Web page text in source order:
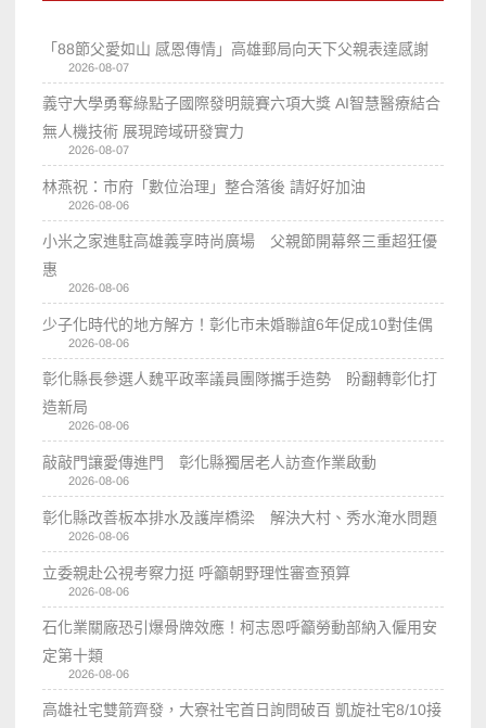
「88節父愛如山 感恩傳情」高雄郵局向天下父親表達感謝
2026-08-07
義守大學勇奪綠點子國際發明競賽六項大獎 AI智慧醫療結合
無人機技術 展現跨域研發實力
2026-08-07
林燕祝：市府「數位治理」整合落後 請好好加油
2026-08-06
小米之家進駐高雄義享時尚廣場 父親節開幕祭三重超狂優
惠
2026-08-06
少子化時代的地方解方！彰化市未婚聯誼6年促成10對佳偶
2026-08-06
彰化縣長參選人魏平政率議員團隊攜手造勢 盼翻轉彰化打
造新局
2026-08-06
敲敲門讓愛傳進門 彰化縣獨居老人訪查作業啟動
2026-08-06
彰化縣改善板本排水及護岸橋梁 解決大村、秀水淹水問題
2026-08-06
立委親赴公視考察力挺 呼籲朝野理性審查預算
2026-08-06
石化業關廠恐引爆骨牌效應！柯志恩呼籲勞動部納入僱用安
定第十類
2026-08-06
高雄社宅雙箭齊發，大寮社宅首日詢問破百 凱旋社宅8/10接